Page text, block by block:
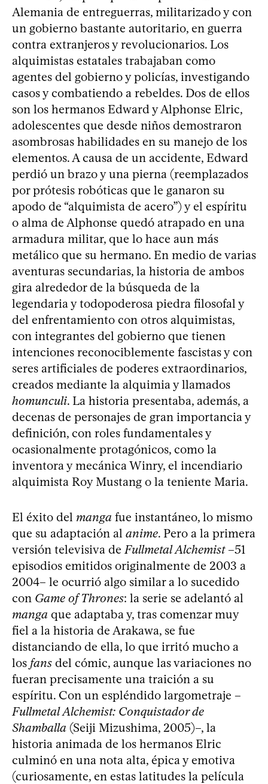
Alemania de entreguerras, militarizado y con
un gobierno bastante autoritario, en guerra
contra extranjeros y revolucionarios. Los
alquimistas estatales trabajaban como
agentes del gobierno y policías, investigando
casos y combatiendo a rebeldes. Dos de ellos
son los hermanos Edward y Alphonse Elric,
adolescentes que desde niños demostraron
asombrosas habilidades en su manejo de los
elementos. A causa de un accidente, Edward
perdió un brazo y una pierna (reemplazados
por prótesis robóticas que le ganaron su
apodo de “alquimista de acero”) y el espíritu
o alma de Alphonse quedó atrapado en una
armadura militar, que lo hace aun más
metálico que su hermano. En medio de varias
aventuras secundarias, la historia de ambos
gira alrededor de la búsqueda de la
legendaria y todopoderosa piedra filosofal y
del enfrentamiento con otros alquimistas,
con integrantes del gobierno que tienen
intenciones reconociblemente fascistas y con
seres artificiales de poderes extraordinarios,
creados mediante la alquimia y llamados
homunculi. La historia presentaba, además, a
decenas de personajes de gran importancia y
definición, con roles fundamentales y
ocasionalmente protagónicos, como la
inventora y mecánica Winry, el incendiario
alquimista Roy Mustang o la teniente Maria.
El éxito del manga fue instantáneo, lo mismo
que su adaptación al anime. Pero a la primera
versión televisiva deFullmetal Alchemist–51
episodios emitidos originalmente de 2003 a
2004– le ocurrió algo similar a lo sucedido
con Game of Thrones: la serie se adelantó al
manga que adaptaba y, tras comenzar muy
fiel a la historia de Arakawa, se fue
distanciando de ella, lo que irritó mucho a
los fans del cómic, aunque las variaciones no
fueran precisamente una traición a su
espíritu. Con un espléndido largometraje –
Fullmetal Alchemist: Conquistador de
Shamballa (Seiji Mizushima, 2005)–, la
historia animada de los hermanos Elric
culminó en una nota alta, épica y emotiva
(curiosamente, en estas latitudes la película